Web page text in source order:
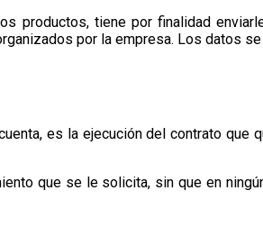
productos, tiene por finalidad
por la empresa. Los datos
es la ejecución del contrato
que se le solicita, sin que en